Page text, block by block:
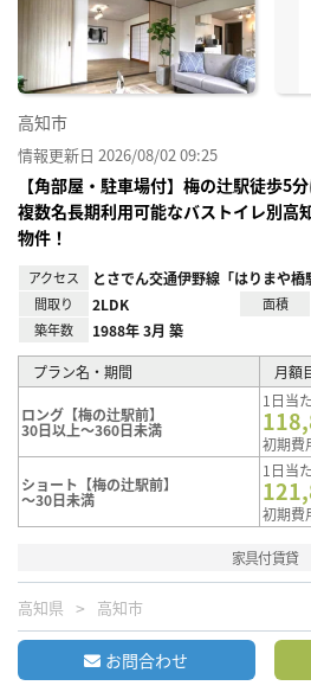
高知市
情報更新日 2026/08/02 09:25
【角部屋・駐車場付】梅の辻駅徒歩5
複数名長期利用可能なバストイレ別高
物件！
アクセス とさでん交通伊野線「はりまや
間取り 2LDK 面積
築年数 1988年 3月 築
プラン名・期間 月額
ロング【梅の辻駅前】
30日以上～360日未満
1日当
初期費
ショート【梅の辻駅前】
～30日未満
1日当
初期費
家具付賃貸
高知県 高知市
お問合わせ